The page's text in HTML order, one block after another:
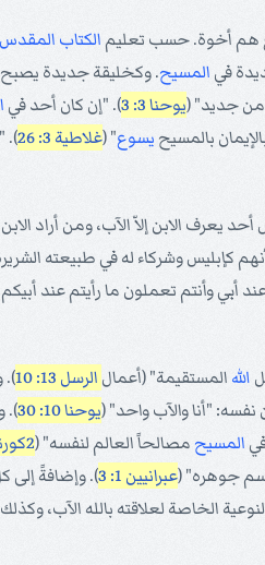
هم أخوة. حسب تعليم الكتاب المقدس
في المسيح. وكخليقة جديدة يصبح
من جديد" (يوحنا 3: 3 ). "إن كان أحد في
بالمسيح يسوع" (غلاطية 3: 26
).
يعرف الابن إلاّ الآب، ومن أراد
كإبليس وشركاء له في طبيعته
أبي وأنتم تعملون ما رأيتم عند
الله المستقيمة" (أعمال الرسل 13: 10
).
"أنا والآب واحد" (يوحنا 10: 30 ).
المسيح مصالحاً العالم لنفسه" (2كورنثوس 5: 19
جوهره" (عبرانيين 1: 3 ). وإضافةً إلى
الخاصة لعلاقته بالله الآب،